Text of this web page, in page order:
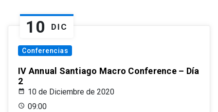
10 DIC
Conferencias
IV Annual Santiago Macro Conference – Día
2
10 de Diciembre de 2020
09:00